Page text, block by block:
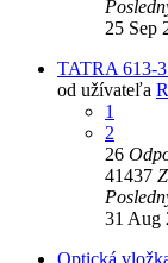
25 Sep
TATRA 613-
od užívateľa
1
2
26
41437
31 Aug
Optická